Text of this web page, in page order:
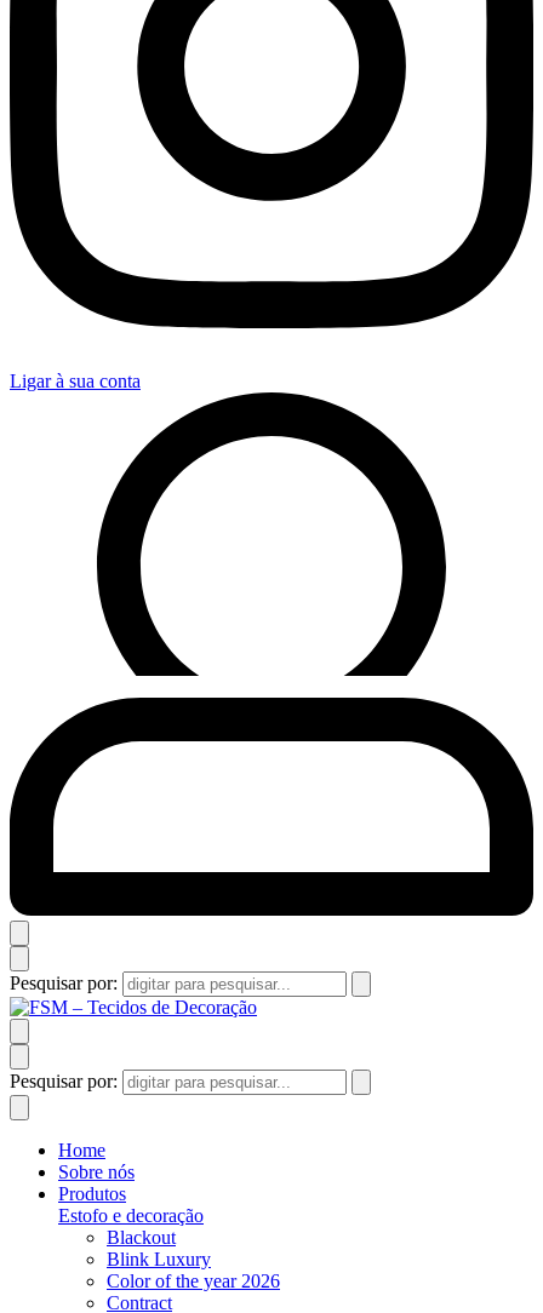
Ligar à sua conta
Pesquisar por:
Pesquisar por:
Home
Sobre nós
Produtos
Estofo e decoração
Blackout
Blink Luxury
Color of the year 2026
Contract